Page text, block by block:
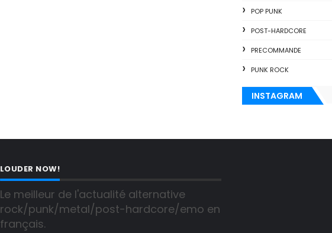
POP PUNK
POST-HARDCORE
PRECOMMANDE
PUNK ROCK
INSTAGRAM
LOUDER NOW!
Le meilleur de l'actualité alternative
rock/punk/metal/post-hardcore/emo en
français.